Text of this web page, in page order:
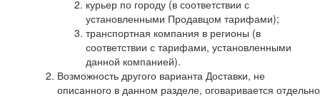
курьер по городу (в соответствии с
установленными Продавцом тарифами);
транспортная компания в регионы (в
соответствии с тарифами, установленными
данной компанией).
Возможность другого варианта Доставки, не
описанного в данном разделе, оговаривается отдельно